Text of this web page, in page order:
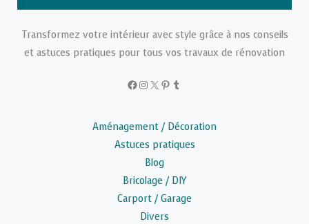
Transformez votre intérieur avec style grâce à nos conseils
et astuces pratiques pour tous vos travaux de rénovation
Facebook
Instagram
X Pinterest
Tumblr
Aménagement / Décoration
Astuces pratiques
Blog
Bricolage / DIY
Carport / Garage
Divers